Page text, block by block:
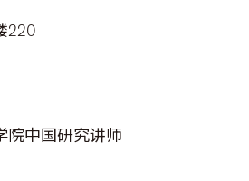
220
院中国研究讲师